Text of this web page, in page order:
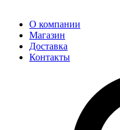
О компании
Магазин
Доставка
Контакты